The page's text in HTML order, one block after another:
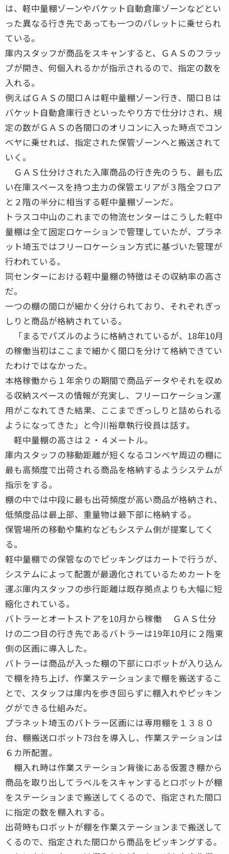
は、軽中量棚ゾーンやバケット自動倉庫ゾーンなどとい
った異なる行き先であっても一つのパレットに乗せられ
ている。
庫内スタッフが商品をスキャンすると、ＧＡＳのフラッ
プが開き、何個入れるかが指示されるので、指定の数を
入れる。
例えばＧＡＳの間口Ａは軽中量棚ゾーン行き、間口Ｂは
バケット自動倉庫行きといったやり方で仕分けされ、規
定の数がＧＡＳの各間口のオリコンに入った時点でコン
ベヤに乗せれば、指定された保管ゾーンへと搬送されて
いく。
ＧＡＳ仕分けされた入庫商品の行き先のうち、最も広
い在庫スペースを持つ主力の保管エリアが３階全フロア
と２階の半分に相当する軽中量棚ゾーンだ。
トラスコ中山のこれまでの物流センターはこうした軽中
量棚は全て固定ロケーションで管理していたが、プラネ
ット埼玉ではフリーロケーション方式に基づいた管理が
行われている。
同センターにおける軽中量棚の特徴はその収納率の高さ
だ。
一つの棚の間口が細かく分けられており、それぞれぎっ
しりと商品が格納されている。
「まるでパズルのように格納されているが、18年10月
の稼働当初はここまで細かく間口を分けて格納できてい
たわけではなかった。
本格稼働から１年余りの期間で商品データやそれを収め
る収納スペースの情報が充実し、フリーロケーション運
用がこなれてきた結果、ここまでぎっしりと詰められる
ようになってきた」と今川裕章執行役員は話す。
軽中量棚の高さは２・４メートル。
庫内スタッフの移動距離が短くなるコンベヤ周辺の棚に
最も高頻度で出荷される商品を格納するようシステムが
指示をする。
棚の中では中段に最も出荷頻度が高い商品が格納され、
低頻度品は最上部、重量物は最下部に格納する。
保管場所の移動や集約などもシステム側が提案してく
る。
軽中量棚での保管なのでピッキングはカートで行うが、
システムによって配置が最適化されているためカートを
運ぶ庫内スタッフの歩行距離は既存拠点よりも大幅に短
縮化されている。
バトラーとオートストアを10月から稼働 ＧＡＳ仕分
けの二つ目の行き先であるバトラーは19年10月に２階東
側の区画に導入した。
バトラーは商品が入った棚の下部にロボットが入り込ん
で棚を持ち上げ、作業ステーションまで棚を搬送するこ
とで、スタッフは庫内を歩き回らずに棚入れやピッキン
グができる仕組みだ。
プラネット埼玉のバトラー区画には専用棚を１３８０
台、棚搬送ロボット73台を導入し、作業ステーションは
６カ所配置。
棚入れ時は作業ステーション背後にある仮置き棚から
商品を取り出してラベルをスキャンするとロボットが棚
をステーションまで搬送してくるので、指定された間口
に指定の数を棚入れする。
出荷時もロボットが棚を作業ステーションまで搬送して
くるので、指定された間口から商品をピッキングする。